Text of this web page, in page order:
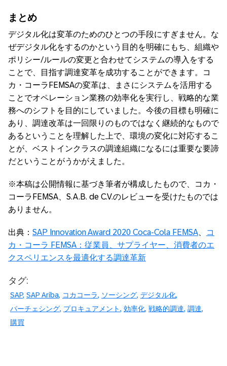
まとめ
デジタル化は変革のためのひとつの手段にすぎません。な
ぜデジタル化をするのかという目的を明確にもち、組織や
ポリシー/ルールの変更と合わせてシステムの導入をする
ことで、目指す調達変革を成功することができます。コ
カ・コーラFEMSAの変革は、まさにシステムを活用する
ことでオペレーション業務の効率化を実行し、戦略的な業
務へのシフトを目的にしていました。今後の目標も明確に
あり、調達改革は一回限りのものではなく継続的なもので
あるということを理解した上で、環境の変化に対応するこ
とが、ベストインクラスの調達組織になるには重要な要諦
だということがうかがえました。
※本稿は公開情報に基づき筆者が構成したもので、コカ・
コーラFEMSA、S.A.B. de C.V.のレビューを受けたものでは
ありません。
出典： SAP Innovation Award 2020 Coca-Cola FEMSA
コ
カ・コーラ FEMSA：従業員、サプライヤー、消費者のエ
クスペリエンスを最適化する調達革新
タグ:
SAP SAP Ariba コカコーラ ソーシング デジタル化
パーチェシング プロキュアメント 効率化 戦略的調達 調達
購買